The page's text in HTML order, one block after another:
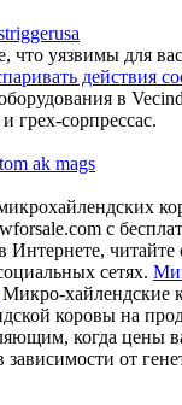
что уязвимы для
действия
в
грех-сорпрессас.
ak mags
с
Интернете,
сетях.
Микро-хайлендские
коровы на
когда цены
зависимости от